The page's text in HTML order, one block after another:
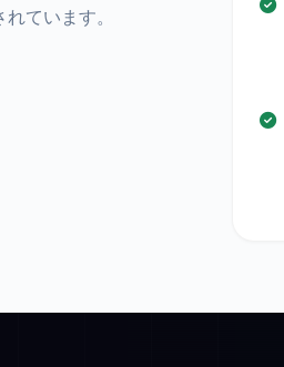
ています。